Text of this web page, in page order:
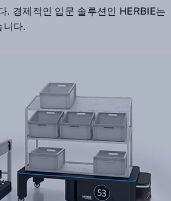
. 경제적인 입문 솔루션인 HERBIE는
다.